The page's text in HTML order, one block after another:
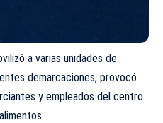
a varias unidades de
demarcaciones, provocó
y empleados del centro